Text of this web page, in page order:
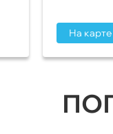
На карте